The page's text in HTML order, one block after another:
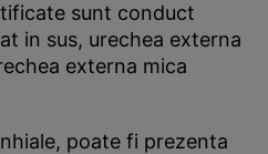
sunt conduct
in sus, urechea externa
externa mica
poate fi prezenta